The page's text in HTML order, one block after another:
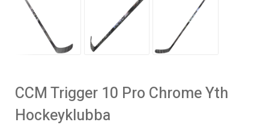
CCM Trigger 10 Pro Chrome Yth
Hockeyklubba